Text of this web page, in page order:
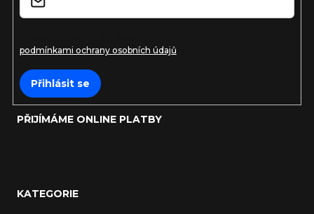
podmínkami ochrany osobních údajů
Přihlásit se
PŘIJÍMÁME ONLINE PLATBY
KATEGORIE